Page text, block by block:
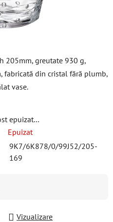
205mm, greutate 930 g,
fabricată din cristal fără plumb,
vase.
epuizat…
Epuizat
9K7/6K878/0/99J52/205-
169
Vizualizare